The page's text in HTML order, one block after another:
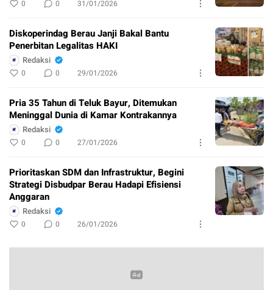
0 0 31/01/2026
Diskoperindag Berau Janji Bakal Bantu
Penerbitan Legalitas HAKI
Redaksi
0 0 29/01/2026
Pria 35 Tahun di Teluk Bayur, Ditemukan
Meninggal Dunia di Kamar Kontrakannya
Redaksi
0 0 27/01/2026
Prioritaskan SDM dan Infrastruktur, Begini
Strategi Disbudpar Berau Hadapi Efisiensi
Anggaran
Redaksi
0 0 26/01/2026